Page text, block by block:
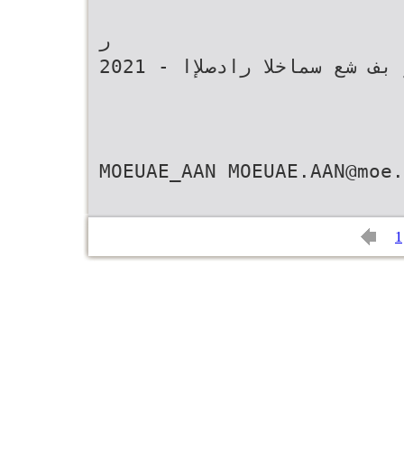
ر
2021 - ريا ر بف شع سماخلا رادصلإا
MOEUAE_AAN
1